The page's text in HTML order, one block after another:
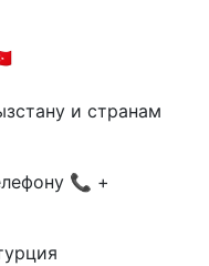
и странам
📞 +